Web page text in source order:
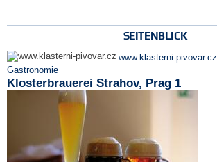
SEITENBLICK
www.klasterni-pivovar.cz
Gastronomie
Klosterbrauerei Strahov, Prag 1